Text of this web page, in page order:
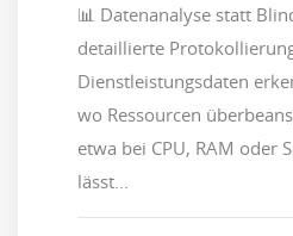
📊 Datenanalyse statt
detaillierte
Dienstleistungsdaten
wo Ressourcen
etwa bei CPU, RAM oder
lässt...